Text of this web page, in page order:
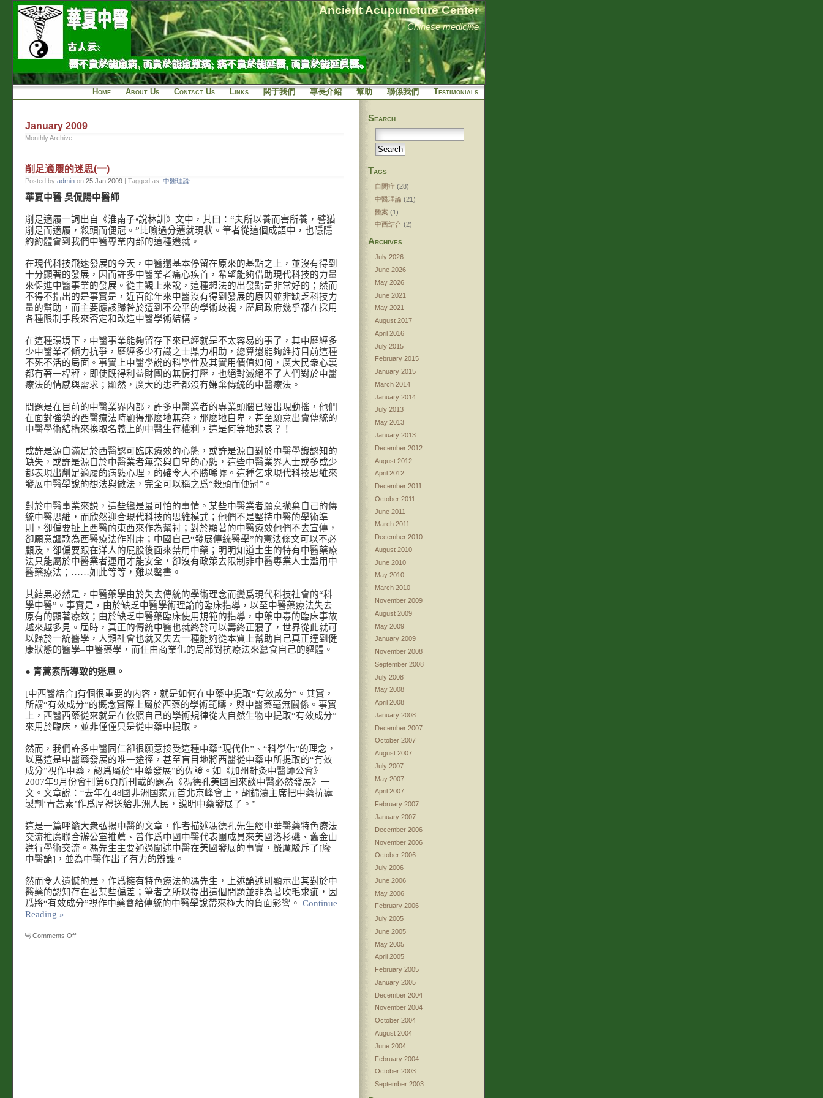
Ancient Acupuncture Center
Chinese medicine
Home About Us Contact Us Links 関于我們 專長介紹 幫助 聯係我們 Testimonials
January 2009
Monthly Archive
削足適履的迷思(一)
Posted by admin on 25 Jan 2009 | Tagged as: 中醫理論
華夏中醫 吳侃陽中醫師
削足適履一詞出自《淮南子•說林訓》文中，其曰：“夫所以養而害所養，譬猶
削足而適履，殺頭而便冠。”比喻過分遷就現狀。筆者從這個成語中，也隱隱
約約體會到我們中醫專業内部的這種遷就。
在現代科技飛速發展的今天，中醫還基本停留在原來的基點之上，並沒有得到
十分顯著的發展，因而許多中醫業者痛心疾首，希望能夠借助現代科技的力量
來促進中醫事業的發展。從主觀上來說，這種想法的出發點是非常好的；然而
不得不指出的是事實是，近百餘年來中醫沒有得到發展的原因並非缺乏科技力
量的幫助，而主要應該歸咎於遭到不公平的學術歧視，歷屆政府幾乎都在採用
各種限制手段來否定和改造中醫學術結構。
在這種環境下，中醫事業能夠留存下來已經就是不太容易的事了，其中歷經多
少中醫業者傾力抗爭，歷經多少有識之士鼎力相助，總算還能夠維持目前這種
不死不活的局面。事實上中醫學說的科學性及其實用價值如何，廣大民衆心裏
都有著一桿秤，即使既得利益財團的無情打壓，也絕對滅絕不了人們對於中醫
療法的情感與需求；顯然，廣大的患者都沒有嫌棄傳統的中醫療法。
問題是在目前的中醫業界内部，許多中醫業者的專業頭腦已經出現動搖，他們
在面對強勢的西醫療法時顯得那麽地無奈，那麽地自卑，甚至願意出賣傳統的
中醫學術結構來換取名義上的中醫生存權利，這是何等地悲哀？！
或許是源自滿足於西醫認可臨床療效的心態，或許是源自對於中醫學識認知的
缺失，或許是源自於中醫業者無奈與自卑的心態，這些中醫業界人士或多或少
都表現出削足適履的病態心理，的確令人不勝唏噓。這種乞求現代科技思維來
發展中醫學說的想法與做法，完全可以稱之爲“殺頭而便冠”。
對於中醫事業來説，這些纔是最可怕的事情。某些中醫業者願意抛棄自己的傳
統中醫思維，而欣然迎合現代科技的思維模式；他們不是堅持中醫的學術準
則，卻偏要扯上西醫的東西來作為幫衬；對於顯著的中醫療效他們不去宣傳，
卻願意謳歌為西醫療法作附庸；中國自己“發展傳統醫學”的憲法條文可以不必
顧及，卻偏要跟在洋人的屁股後面來禁用中藥；明明知道土生的特有中醫藥療
法只能屬於中醫業者運用才能安全，卻沒有政策去限制非中醫專業人士濫用中
醫藥療法；……如此等等，難以罄書。
其結果必然是，中醫藥學由於失去傳統的學術理念而變爲現代科技社會的“科
學中醫”。事實是，由於缺乏中醫學術理論的臨床指導，以至中醫藥療法失去
原有的顯著療效；由於缺乏中醫藥臨床使用規範的指導，中藥中毒的臨床事故
越來越多見。屆時，真正的傳統中醫也就終於可以壽終正寢了，世界從此就可
以歸於一統醫學，人類社會也就又失去一種能夠從本質上幫助自己真正達到健
康狀態的醫學–中醫藥學，而任由商業化的局部對抗療法來蠶食自己的軀體。
● 青蒿素所導致的迷思。
[中西醫結合]有個很重要的内容，就是如何在中藥中提取“有效成分”。其實，
所謂“有效成分”的概念實際上屬於西藥的學術範疇，與中醫藥毫無關係。事實
上，西醫西藥從來就是在依照自己的學術規律從大自然生物中提取“有效成分”
來用於臨床，並非僅僅只是從中藥中提取。
然而，我們許多中醫同仁卻很願意接受這種中藥“現代化”、“科學化”的理念，
以爲這是中醫藥發展的唯一途徑，甚至盲目地將西醫從中藥中所提取的“有效
成分”視作中藥，認爲屬於“中藥發展”的佐證。如《加州針灸中醫師公會》
2007年9月份會刊第6頁所刊載的題為《馮德孔美國回來談中醫必然發展》一
文。文章說：“去年在48國非洲國家元首北京峰會上，胡錦濤主席把中藥抗瘧
製劑‘青蒿素’作爲厚禮送給非洲人民，説明中藥發展了。”
這是一篇呼籲大衆弘揚中醫的文章，作者描述馮德孔先生經中華醫藥特色療法
交流推廣聯合辦公室推薦、曾作爲中國中醫代表團成員來美國洛杉磯、舊金山
進行學術交流。馮先生主要通過闡述中醫在美國發展的事實，嚴厲駁斥了[廢
中醫論]，並為中醫作出了有力的辯護。
然而令人遺憾的是，作爲擁有特色療法的馮先生，上述論述則顯示出其對於中
醫藥的認知存在著某些偏差；筆者之所以提出這個問題並非為著吹毛求疵，因
爲將“有效成分”視作中藥會給傳統的中醫學說帶來極大的負面影響。 Continue
Reading »
Comments Offon
Search
Tags
自閉症 (28)
中醫理論(21)
醫案 (1)
中西结合(2)
Archives
July 2026
June 2026
May 2026
June 2021
May 2021
August 2017
April 2016
July 2015
February 2015
January 2015
March 2014
January 2014
July 2013
May 2013
January 2013
December 2012
August 2012
April 2012
December 2011
October 2011
June 2011
March 2011
December 2010
August 2010
June 2010
May 2010
March 2010
November 2009
August 2009
May 2009
January 2009
November 2008
September 2008
July 2008
May 2008
April 2008
January 2008
December 2007
October 2007
August 2007
July 2007
May 2007
April 2007
February 2007
January 2007
December 2006
November 2006
October 2006
July 2006
June 2006
May 2006
February 2006
July 2005
June 2005
May 2005
April 2005
February 2005
January 2005
December 2004
November 2004
October 2004
August 2004
June 2004
February 2004
October 2003
September 2003